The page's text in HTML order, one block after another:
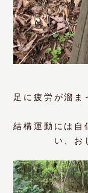
足に疲労が溜ま
結構運動には自
い、お